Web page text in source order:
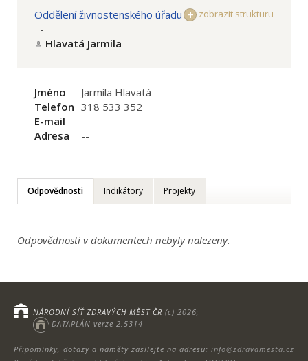
zobrazit strukturu
Oddělení živnostenského úřadu
-
Hlavatá Jarmila
Jméno
Jarmila Hlavatá
Telefon 318 533 352
E-mail
Adresa
--
Odpovědnosti Indikátory Projekty
Odpovědnosti v dokumentech nebyly nalezeny.
Připomínky, dotazy a náměty zasílejte na adresu: info@zdravamesta.cz
NÁRODNÍ SÍŤ ZDRAVÝCH MĚST ČR (c) 2026;
DATAPLÁN verze 2.5314